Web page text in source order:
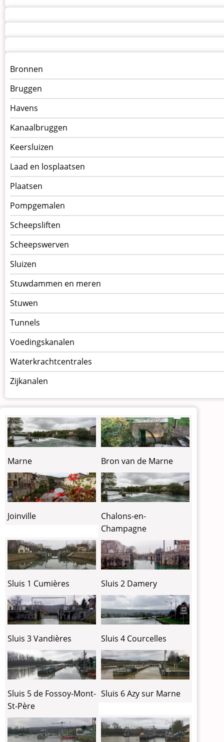
Menu
kunstwerken
op
kunstwerkpagina
Bronnen
Bruggen
Havens
Kanaalbruggen
Keersluizen
Laad en losplaatsen
Plaatsen
Pompgemalen
Scheepsliften
Scheepswerven
Sluizen
Stuwdammen en meren
Stuwen
Tunnels
Voedingskanalen
Waterkrachtcentrales
Zijkanalen
Marne Bron van de Marne
Joinville
Chalons-en-
Champagne
Sluis 1 Cumières Sluis 2 Damery
Sluis 3 Vandières Sluis 4 Courcelles
Sluis 5 de Fossoy-Mont-
St-Père
Sluis 6 Azy sur Marne